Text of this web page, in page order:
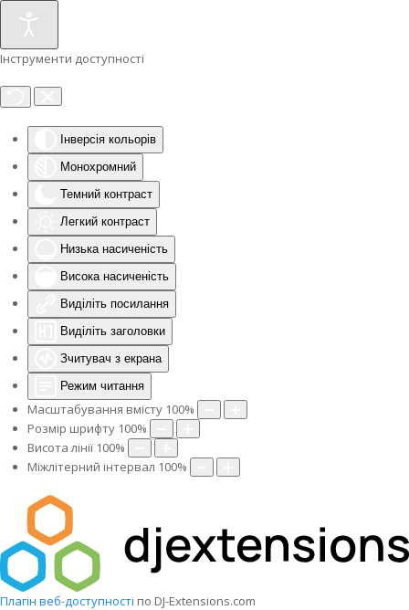
Інструменти доступності
Інверсія кольорів
Монохромний
Темний контраст
Легкий контраст
Низька насиченість
Висока насиченість
Виділіть посилання
Виділіть заголовки
Зчитувач з екрана
Режим читання
Масштабування вмісту 100%
Розмір шрифту 100%
Висота лінії 100%
Міжлітерний інтервал 100%
Плагін веб-доступності по DJ-Extensions.com